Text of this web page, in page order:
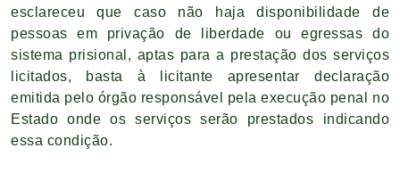
esclareceu que caso não haja disponibilidade de
pessoas em privação de liberdade ou egressas do
sistema prisional, aptas para a prestação dos serviços
licitados, basta à licitante apresentar declaração
emitida pelo órgão responsável pela execução penal no
Estado onde os serviços serão prestados indicando
essa condição.